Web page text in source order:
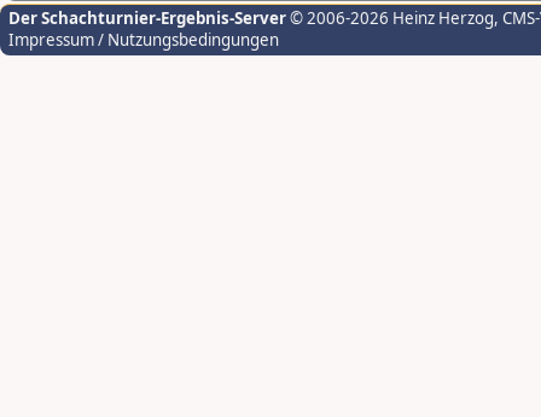
Der Schachturnier-Ergebnis-Server© 2006-2026 Heinz Herzog,
Impressum / Nutzungsbedingungen